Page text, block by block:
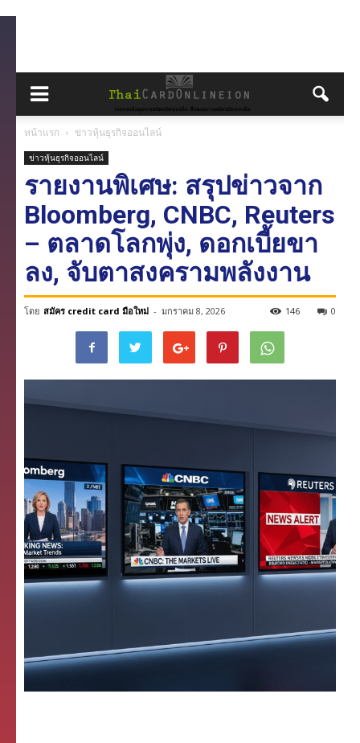
หน้าแรก ข่าวหุ้นธุรกิจออนไลน์
ข่าวหุ้นธุรกิจออนไลน์
รายงานพิเศษ: สรุปข่าวจาก
Bloomberg, CNBC, Reuters
– ตลาดโลกพุ่ง, ดอกเบี้ยขา
ลง, จับตาสงครามพลังงาน
โดย สมัคร credit card มือใหม่ - มกราคม 8, 2026 0
146